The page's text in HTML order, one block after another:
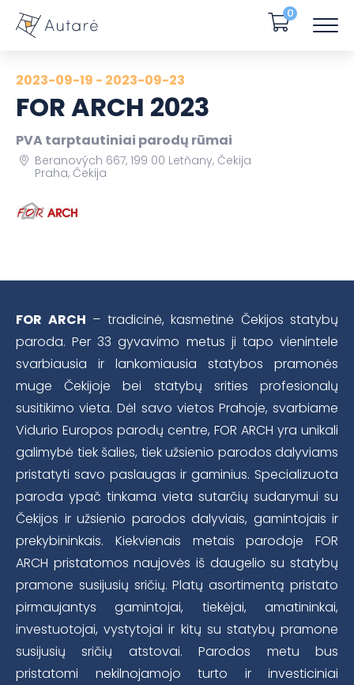
0
2023-09-19 - 2023-09-23
FOR ARCH 2023
PVA tarptautiniai parodų rūmai
Beranových 667, 199 00 Letňany, Čekija
Praha, Čekija
FOR ARCH – tradicinė, kasmetinė Čekijos statybų
paroda. Per 33 gyvavimo metus ji tapo vienintele
svarbiausia ir lankomiausia statybos pramonės
muge Čekijoje bei statybų srities profesionalų
susitikimo vieta. Dėl savo vietos Prahoje, svarbiame
Vidurio Europos parodų centre, FOR ARCH yra unikali
galimybė tiek šalies, tiek užsienio parodos dalyviams
pristatyti savo paslaugas ir gaminius. Specializuota
paroda ypač tinkama vieta sutarčių sudarymui su
Čekijos ir užsienio parodos dalyviais, gamintojais ir
prekybininkais. Kiekvienais metais parodoje FOR
ARCH pristatomos naujovės iš daugelio su statybų
pramone susijusių sričių. Platų asortimentą pristato
pirmaujantys gamintojai, tiekėjai, amatininkai,
investuotojai, vystytojai ir kitų su statybų pramone
susijusių sričių atstovai. Parodos metu bus
pristatomi nekilnojamojo turto ir investiciniai